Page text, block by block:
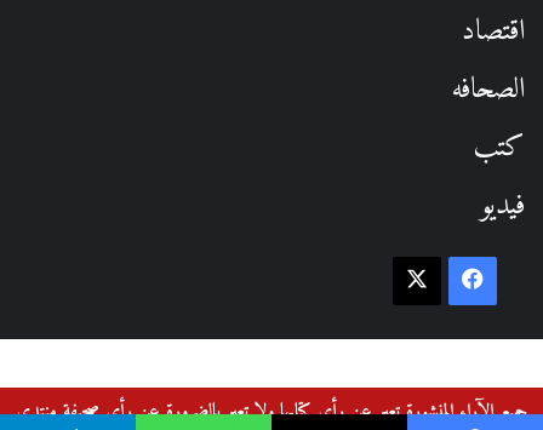
اقتصاد
الصحافه
كتب
فيديو
فيسبوك
جميع الآراء المنشورة تعبر عن رأي كتابها ولا تعبر بالضرورة عن رأي صحيفة منتدى